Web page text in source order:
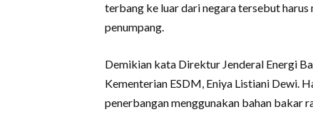
terbang ke luar dari negara tersebut
penumpang.
Demikian kata Direktur Jenderal Energi
Kementerian ESDM, Eniya Listiani Dewi.
penerbangan menggunakan bahan bakar